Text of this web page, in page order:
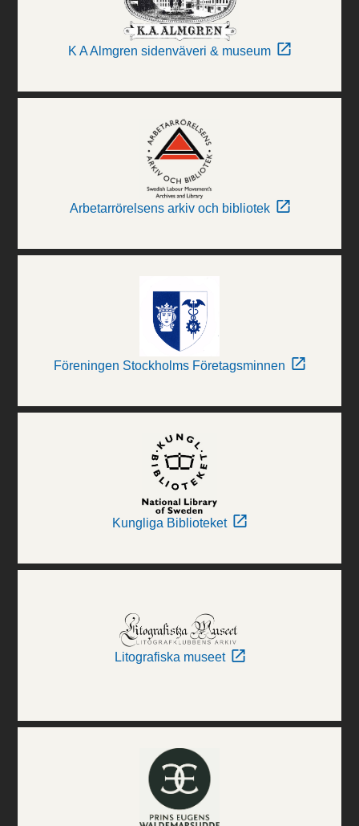
K A Almgren sidenväveri & museum
Arbetarrörelsens arkiv och bibliotek
Föreningen Stockholms Företagsminnen
Kungliga Biblioteket
Litografiska museet